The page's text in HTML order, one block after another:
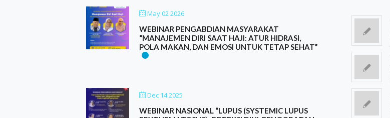
May 02 2026
WEBINAR PENGABDIAN MASYARAKAT
“MANAJEMEN DIRI SAAT HAJI: ATUR HIDRASI,
POLA MAKAN, DAN EMOSI UNTUK TETAP SEHAT”
Dec 14 2025
WEBINAR NASIONAL “LUPUS (SYSTEMIC LUPUS